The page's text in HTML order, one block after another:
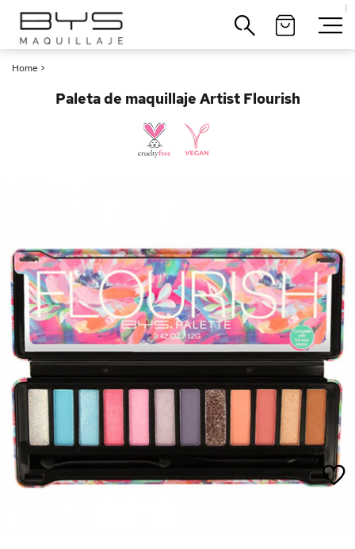
|
Home >
Paleta de maquillaje Artist Flourish
Cerrar